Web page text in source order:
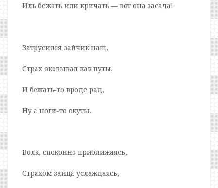
Иль бежать или кричать — вот она засада!
Затрусился зайчик наш,
Страх оковывал как путы,
И бежать-то вроде рад,
Ну а ноги-то окуты.
Волк, спокойно приближаясь,
Страхом зайца услаждаясь,